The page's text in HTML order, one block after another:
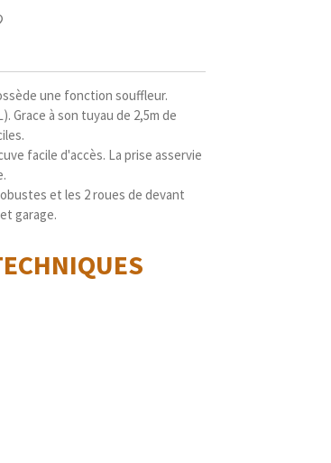
une fonction souffleur.
Grace à son tuyau de 2,5m de
facile d'accès. La prise asservie
et les 2 roues de devant
garage.